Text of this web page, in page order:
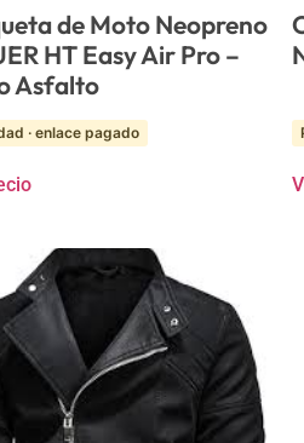
de Moto Neopreno
HT Easy Air Pro –
Asfalto
· enlace pagado